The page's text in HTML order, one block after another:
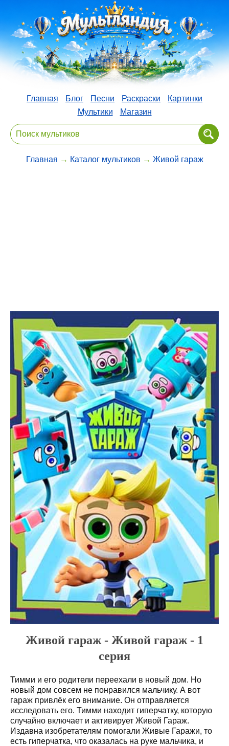
Главная Блог Песни Раскраски
Картинки
Мультики
Магазин
Главная → Каталог мультиков → Живой гараж
Живой гараж - Живой гараж - 1
серия
Тимми и его родители переехали в новый дом. Но
новый дом совсем не понравился мальчику. А вот
гараж привлёк его внимание. Он отправляется
исследовать его. Тимми находит гиперчатку, которую
случайно включает и активирует Живой Гараж.
Издавна изобретателям помогали Живые Гаражи, то
есть гиперчатка, что оказалась на руке мальчика, и